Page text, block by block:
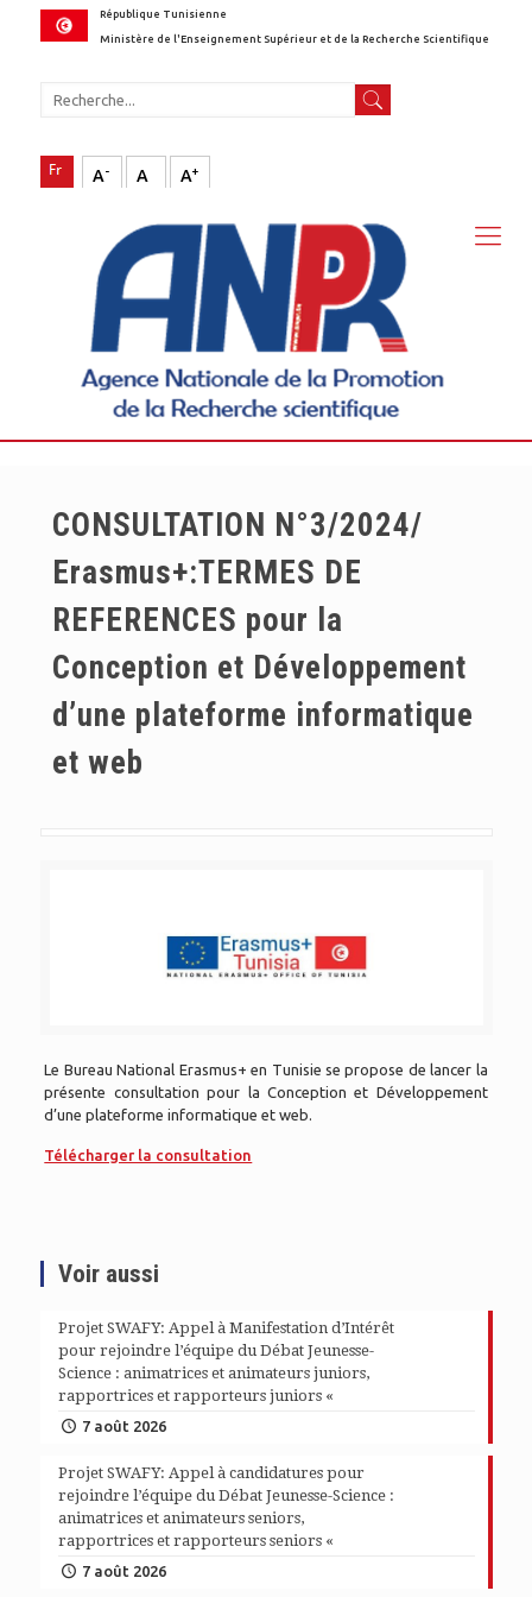
République Tunisienne
Ministère de l'Enseignement Supérieur et de la Recherche Scientifique
A- A A+
CONSULTATION N°3/2024/
Erasmus+:TERMES DE
REFERENCES pour la
Conception et Développement
d’une plateforme informatique
et web
Le Bureau National Erasmus+ en Tunisie se propose de lancer la
présente consultation pour la Conception et Développement
d’une plateforme informatique et web.
Télécharger la consultation
Voir aussi
Projet SWAFY: Appel à Manifestation d’Intérêt
pour rejoindre l’équipe du Débat Jeunesse-
Science : animatrices et animateurs juniors,
rapportrices et rapporteurs juniors «
7 août 2026
Projet SWAFY: Appel à candidatures pour
rejoindre l’équipe du Débat Jeunesse-Science :
animatrices et animateurs seniors,
rapportrices et rapporteurs seniors «
7 août 2026